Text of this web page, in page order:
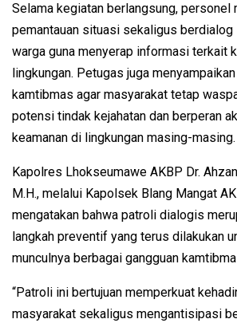
Selama kegiatan berlangsung, personel
pemantauan situasi sekaligus berdialog
warga guna menyerap informasi terkait
lingkungan. Petugas juga
kamtibmas agar masyarakat tetap
potensi tindak kejahatan dan berperan
keamanan di lingkungan masing-masing.
Kapolres Lhokseumawe AKBP Dr.
M.H., melalui Kapolsek Blang Mangat
mengatakan bahwa patroli dialogis
langkah preventif yang terus dilakukan
munculnya berbagai gangguan
“Patroli ini bertujuan memperkuat
masyarakat sekaligus mengantisipasi